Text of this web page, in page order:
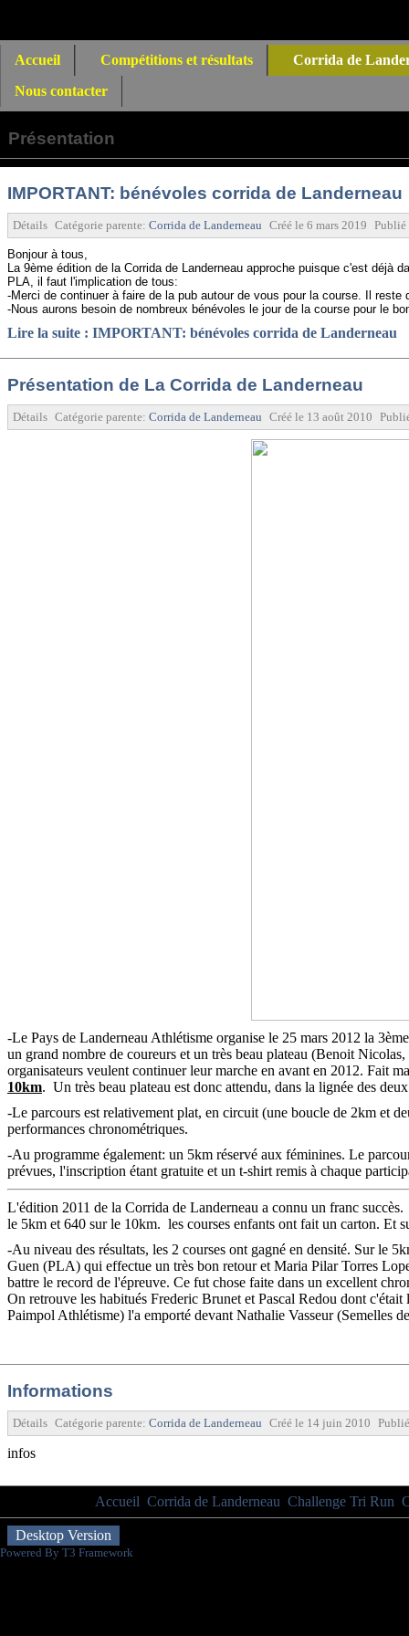
Accueil Compétitions et résultats
Corrida de
Nous contacter
Présentation
IMPORTANT: bénévoles corrida de Landerneau
Détails Catégorie parente: Corrida de Landerneau Créé le 6 mars 2019
Bonjour à tous,
La 9ème édition de la Corrida de Landerneau approche puisque c'est déjà
PLA, il faut l'implication de tous:
-Merci de continuer à faire de la pub autour de vous pour la course. Il
-Nous aurons besoin de nombreux bénévoles le jour de la course pour le
Lire la suite : IMPORTANT: bénévoles corrida de Landerneau
Présentation de La Corrida de Landerneau
Détails Catégorie parente: Corrida de Landerneau Créé le 13 août 2010
-Le Pays de Landerneau Athlétisme organise le 25 mars 2012 la
un grand nombre de coureurs et un très beau plateau (Benoit
organisateurs veulent continuer leur marche en avant en 2012. Fait
10km. Un très beau plateau est donc attendu, dans la lignée des
-Le parcours est relativement plat, en circuit (une boucle de 2km et
performances chronométriques.
-Au programme également: un 5km réservé aux féminines. Le
prévues, l'inscription étant gratuite et un t-shirt remis à chaque
L'édition 2011 de la Corrida de Landerneau a connu un franc
le 5km et 640 sur le 10km. les courses enfants ont fait un carton. Et
-Au niveau des résultats, les 2 courses ont gagné en densité. Sur le
Guen (PLA) qui effectue un très bon retour et Maria Pilar Torres
battre le record de l'épreuve. Ce fut chose faite dans un excellent
On retrouve les habitués Frederic Brunet et Pascal Redou dont
Paimpol Athlétisme) l'a emporté devant Nathalie Vasseur (Semelles
Informations
Détails Catégorie parente: Corrida de Landerneau Créé le 14 juin 2010
infos
Accueil Corrida de Landerneau Challenge Tri Run
Desktop Version
Powered By T3 Framework